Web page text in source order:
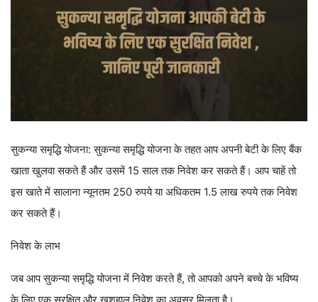
सुकन्या समृद्धि योजना: सुकन्या समृद्धि योजना के तहत आप अपनी बेटी के लिए बैंक
खाता खुलवा सकते हैं और उसमें 15 साल तक निवेश कर सकते हैं। आप चाहें तो
इस खाते में सालाना न्यूनतम 250 रुपये या अधिकतम 1.5 लाख रुपये तक निवेश
कर सकते हैं।
निवेश के लाभ
जब आप सुकन्या समृद्धि योजना में निवेश करते हैं, तो आपको अपने बच्चे के भविष्य